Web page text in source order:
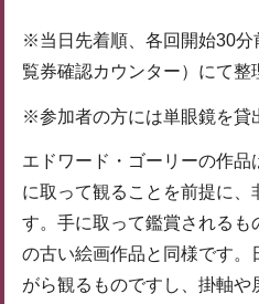
※当日先着順、各回開始30分
覧券確認カウンター）にて整
※参加者の方には単眼鏡を貸
エドワード・ゴーリーの作
に取って観ることを前提に、
す。手に取って鑑賞されるも
の古い絵画作品と同様です。
がら観るものですし、掛軸や